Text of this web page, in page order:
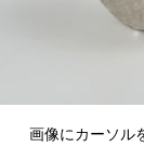
画像にカーソル